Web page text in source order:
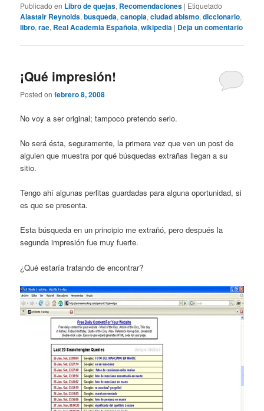
Publicado en Libro de quejas, Recomendaciones | Etiquetado
Alastair Reynolds,busqueda,canopia,ciudad abismo,diccionario,
libro,rae, Real Academia Española,wikipedia | Deja un comentario
¡Qué impresión!
Posted onfebrero 8, 2008
No voy a ser original; tampoco pretendo serlo.
No será ésta, seguramente, la primera vez que ven un post de
alguien que muestra por qué búsquedas extrañas llegan a su
sitio.
Tengo ahí algunas perlitas guardadas para alguna oportunidad, si
es que se presenta.
Esta búsqueda en un principio me extrañó, pero después la
segunda impresión fue muy fuerte.
¿Qué estaría tratando de encontrar?